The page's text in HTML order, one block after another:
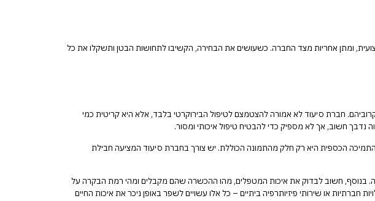
ומתן אחריות מצד החברה. כשעושים את הבחירה, הקשיבו לתחושות הבטן ותשקלו את כל
חברת סיעוד לא אמורה להצטמצם לטיפול הבירוקרטי בלבד, אלא היא קריטית כמי
חשוב, אך לא מספיק כדי להבטיח טיפול איכותי ומסור.
התמיכה הכספית היא רק חלק מהתמונה הכוללת. יש צורך בחברת סיעוד המציעה חבילת
בנוסף, חשוב לבדוק את איכות המטפלים, מהו ההכשרה שהם מקבלים ומהי רמת הבקרה על
או שירותי פיזיותרפיה ביתיים – כל אלו עשויים לשפר באופן ניכר את איכות החיים